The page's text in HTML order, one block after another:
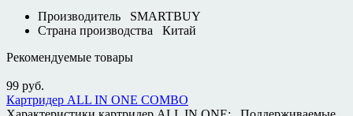
Производитель
SMARTBUY
Страна производства
Китай
Рекомендуемые товары
99 руб.
Картридер ALL IN ONE COMBO